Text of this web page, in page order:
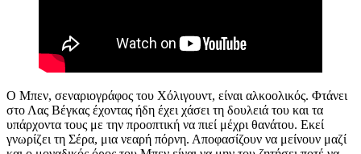
O Μπεν, σεναριογράφος του Χόλιγουντ, είναι αλκοολικός. Φτάνει
στο Λας Βέγκας έχοντας ήδη έχει χάσει τη δουλειά του και τα
υπάρχοντα τους με την προοπτική να πιεί μέχρι θανάτου. Εκεί
γνωρίζει τη Σέρα, μια νεαρή πόρνη. Αποφασίζουν να μείνουν μαζί